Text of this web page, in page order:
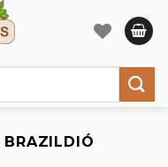
BRAZILDIÓ